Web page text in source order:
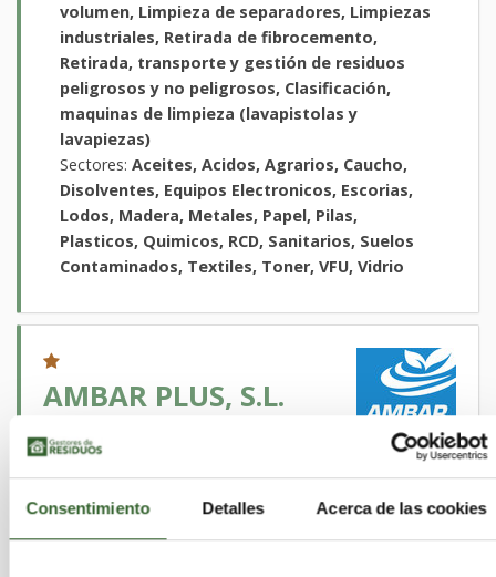
Consentimiento Detalles Acerca de las cookies
volumen, Limpieza de separadores, Limpiezas
industriales, Retirada de fibrocemento,
Retirada, transporte y gestión de residuos
peligrosos y no peligrosos, Clasificación,
maquinas de limpieza (lavapistolas y
lavapiezas)
Sectores: Aceites, Acidos, Agrarios, Caucho,
Disolventes, Equipos Electronicos, Escorias,
Lodos, Madera, Metales, Papel, Pilas,
Plasticos, Quimicos, RCD, Sanitarios, Suelos
Contaminados, Textiles, Toner, VFU, Vidrio
AMBAR PLUS, S.L.
Madrid | Trabaja en
Guadalajara,Toledo,Segovia
Actividades que desarrollan:
Retirada, transporte
y gestión de residuos peligrosos y no